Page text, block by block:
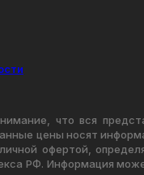
что вся
цены носят
офертой,
РФ. Информация